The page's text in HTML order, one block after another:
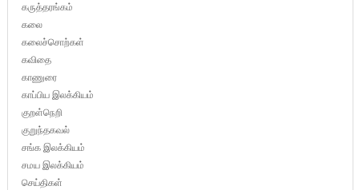
கருத்தரங்கம்
கலை
கலைச்சொற்கள்
கவிதை
காணுரை
காப்பிய இலக்கியம்
குறள்நெறி
குறுந்தகவல்
சங்க இலக்கியம்
சமய இலக்கியம்
செய்திகள்